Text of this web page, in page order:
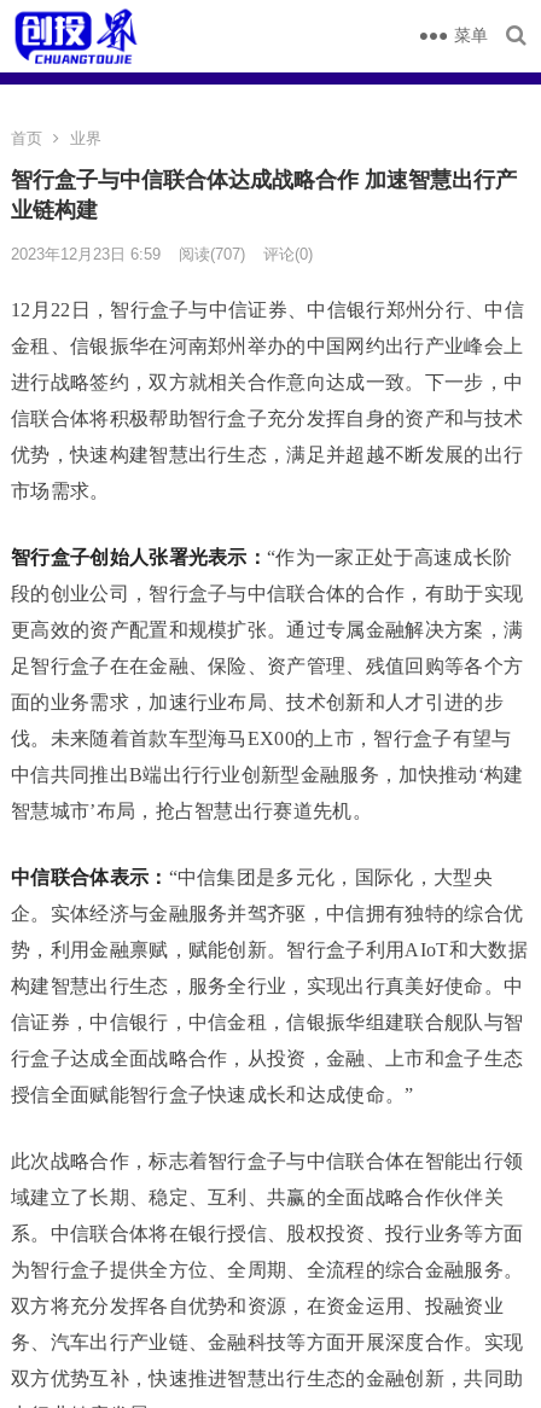
菜单
首页 业界
智行盒子与中信联合体达成战略合作 加速智慧出行产
业链构建
2023年12月23日 6:59 阅读(707) 评论(0)
12月22日，智行盒子与中信证券、中信银行郑州分行、中信
金租、信银振华在河南郑州举办的中国网约出行产业峰会上
进行战略签约，双方就相关合作意向达成一致。下一步，中
信联合体将积极帮助智行盒子充分发挥自身的资产和与技术
优势，快速构建智慧出行生态，满足并超越不断发展的出行
市场需求。
智行盒子创始人张署光表示：“作为一家正处于高速成长阶
段的创业公司，智行盒子与中信联合体的合作，有助于实现
更高效的资产配置和规模扩张。通过专属金融解决方案，满
足智行盒子在在金融、保险、资产管理、残值回购等各个方
面的业务需求，加速行业布局、技术创新和人才引进的步
伐。未来随着首款车型海马EX00的上市，智行盒子有望与
中信共同推出B端出行行业创新型金融服务，加快推动‘构建
智慧城市’布局，抢占智慧出行赛道先机。
中信联合体表示： “中信集团是多元化，国际化，大型央
企。实体经济与金融服务并驾齐驱，中信拥有独特的综合优
势，利用金融禀赋，赋能创新。智行盒子利用AIoT和大数据
构建智慧出行生态，服务全行业，实现出行真美好使命。中
信证券，中信银行，中信金租，信银振华组建联合舰队与智
行盒子达成全面战略合作，从投资，金融、上市和盒子生态
授信全面赋能智行盒子快速成长和达成使命。”
此次战略合作，标志着智行盒子与中信联合体在智能出行领
域建立了长期、稳定、互利、共赢的全面战略合作伙伴关
系。中信联合体将在银行授信、股权投资、投行业务等方面
为智行盒子提供全方位、全周期、全流程的综合金融服务。
双方将充分发挥各自优势和资源，在资金运用、投融资业
务、汽车出行产业链、金融科技等方面开展深度合作。实现
双方优势互补，快速推进智慧出行生态的金融创新，共同助